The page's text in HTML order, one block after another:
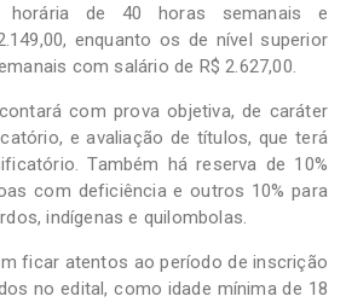
horária de 40 horas semanais e
enquanto os de nível superior
com salário de R$ 2.627,00.
com prova objetiva, de caráter
e avaliação de títulos, que terá
Também há reserva de 10%
com deficiência e outros 10% para
indígenas e quilombolas.
ficar atentos ao período de inscrição
no edital, como idade mínima de 18